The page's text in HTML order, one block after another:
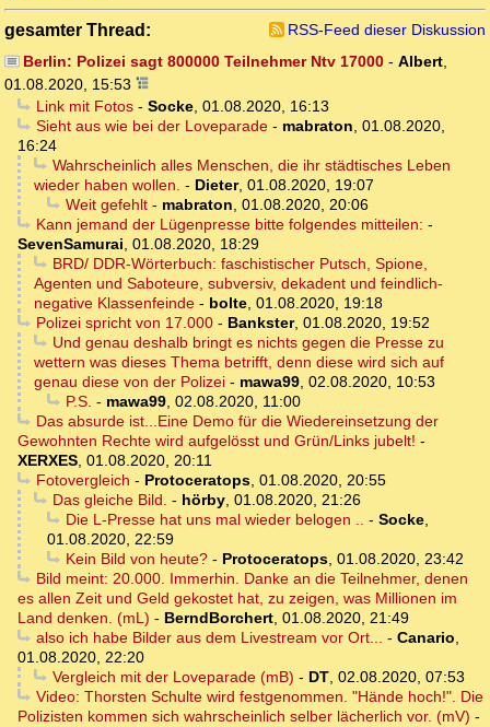
gesamter Thread:
RSS-Feed dieser Diskussion
Berlin: Polizei sagt 800000 Teilnehmer Ntv 17000- Albert,
01.08.2020, 15:53
Link mit Fotos- Socke, 01.08.2020, 16:13
Sieht aus wie bei der Loveparade- mabraton, 01.08.2020,
16:24
Wahrscheinlich alles Menschen, die ihr städtisches Leben
wieder haben wollen. - Dieter, 01.08.2020, 19:07
Weit gefehlt- mabraton, 01.08.2020, 20:06
Kann jemand der Lügenpresse bitte folgendes mitteilen: -
SevenSamurai, 01.08.2020, 18:29
BRD/ DDR-Wörterbuch: faschistischer Putsch, Spione,
Agenten und Saboteure, subversiv, dekadent und feindlich-
negative Klassenfeinde - bolte, 01.08.2020, 19:18
Polizei spricht von 17.000- Bankster, 01.08.2020, 19:52
Und genau deshalb bringt es nichts gegen die Presse zu
wettern was dieses Thema betrifft, denn diese wird sich auf
genau diese von der Polizei - mawa99, 02.08.2020, 10:53
P.S. - mawa99, 02.08.2020, 11:00
Das absurde ist...Eine Demo für die Wiedereinsetzung der
Gewohnten Rechte wird aufgelösst und Grün/Links jubelt! -
XERXES, 01.08.2020, 20:11
Fotovergleich - Protoceratops, 01.08.2020, 20:55
Das gleiche Bild. - hörby, 01.08.2020, 21:26
Die L-Presse hat uns mal wieder belogen .. - Socke,
01.08.2020, 22:59
Kein Bild von heute?- Protoceratops, 01.08.2020, 23:42
Bild meint: 20.000. Immerhin. Danke an die Teilnehmer, denen
es allen Zeit und Geld gekostet hat, zu zeigen, was Millionen im
Land denken. (mL) - BerndBorchert, 01.08.2020, 21:49
also ich habe Bilder aus dem Livestream vor Ort... - Canario,
01.08.2020, 22:20
Vergleich mit der Loveparade (mB) - DT, 02.08.2020, 07:53
Video: Thorsten Schulte wird festgenommen. "Hände hoch!". Die
Polizisten kommen sich wahrscheinlich selber lächerlich vor. (mV) -